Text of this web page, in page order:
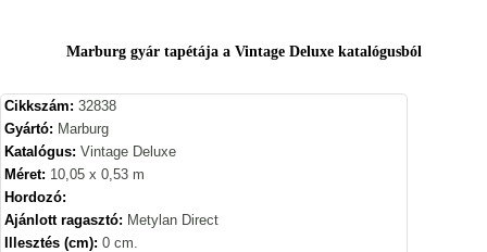
Marburg gyár tapétája a Vintage Deluxe katalógusból
Cikkszám: 32838
Gyártó: Marburg
Katalógus: Vintage Deluxe
Méret: 10,05 x 0,53 m
Hordozó:
Ajánlott ragasztó: Metylan Direct
Illesztés (cm): 0 cm.